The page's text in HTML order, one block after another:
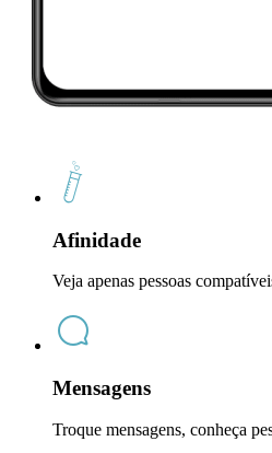
Afinidade
Veja apenas pessoas
Mensagens
Troque mensagens, conheça